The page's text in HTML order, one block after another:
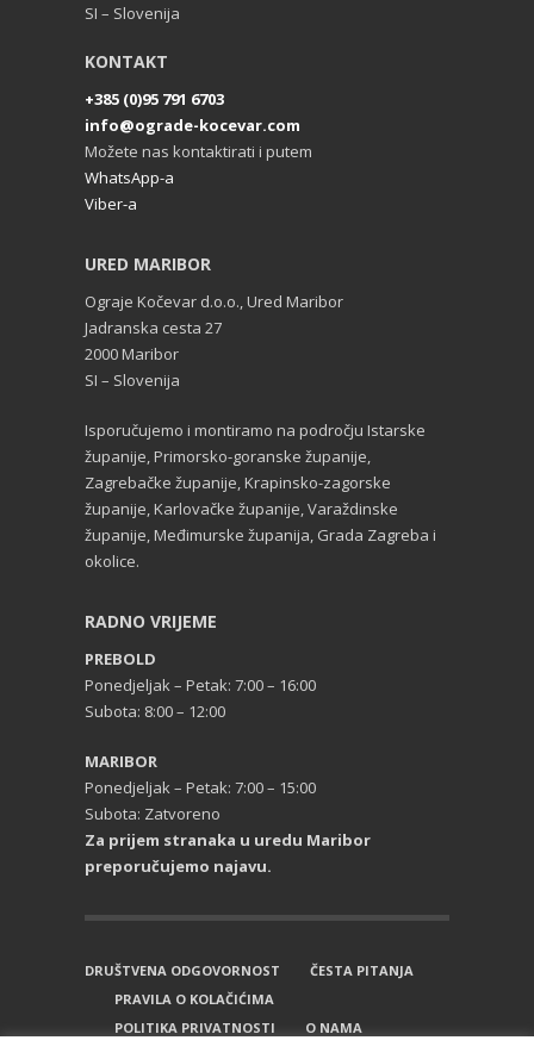
SI – Slovenija
KONTAKT
+385 (0)95 791 6703
info@ograde-kocevar.com
Možete nas kontaktirati i putem
WhatsApp-a
Viber-a
URED MARIBOR
Ograje Kočevar d.o.o., Ured Maribor
Jadranska cesta 27
2000 Maribor
SI – Slovenija
Isporučujemo i montiramo na področju Istarske
županije, Primorsko-goranske županije,
Zagrebačke županije, Krapinsko-zagorske
županije, Karlovačke županije, Varaždinske
županije, Međimurske županija, Grada Zagreba i
okolice.
RADNO VRIJEME
PREBOLD
Ponedjeljak – Petak: 7:00 – 16:00
Subota: 8:00 – 12:00
MARIBOR
Ponedjeljak – Petak: 7:00 – 15:00
Subota: Zatvoreno
Za prijem stranaka u uredu Maribor
preporučujemo najavu.
DRUŠTVENA ODGOVORNOST
ČESTA PITANJA
PRAVILA O KOLAČIĆIMA
POLITIKA PRIVATNOSTI
O NAMA